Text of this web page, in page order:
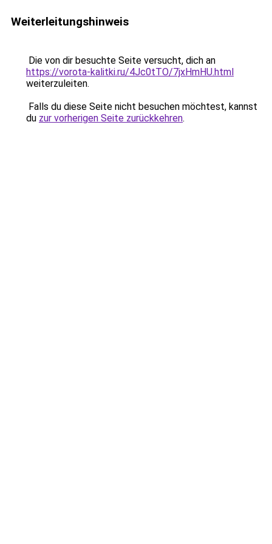
Weiterleitungshinweis
Die von dir besuchte Seite versucht, dich an
https://vorota-kalitki.ru/4Jc0tTO/7jxHmHU.html
weiterzuleiten.
Falls du diese Seite nicht besuchen möchtest, kannst
du zur vorherigen Seite zurückkehren.